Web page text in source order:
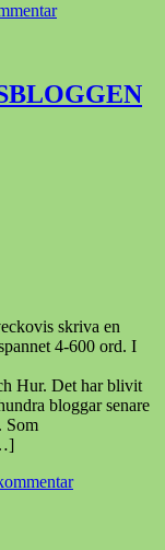
skriva en
4-600 ord. I
Hur. Det har blivit
bloggar senare
Som